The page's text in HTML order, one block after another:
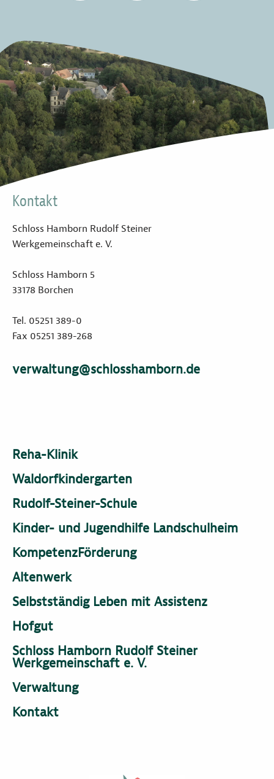
Kontakt
Schloss Hamborn Rudolf Steiner
Werkgemeinschaft e. V.
Schloss Hamborn 5
33178 Borchen
Tel. 05251 389-0
Fax 05251 389-268
verwaltung@schlosshamborn.de
Reha-Klinik
Waldorfkindergarten
Rudolf-Steiner-Schule
Kinder- und Jugendhilfe Landschulheim
KompetenzFörderung
Altenwerk
Selbstständig Leben mit Assistenz
Hofgut
Schloss Hamborn Rudolf Steiner
Werkgemeinschaft e. V.
Verwaltung
Kontakt